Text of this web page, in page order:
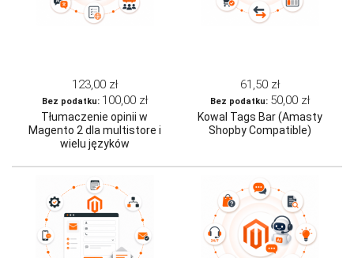
123,00 zł
100,00 zł
Tłumaczenie opinii w
Magento 2 dla multistore i
wielu języków
61,50 zł
50,00 zł
Kowal Tags Bar (Amasty
Shopby Compatible)